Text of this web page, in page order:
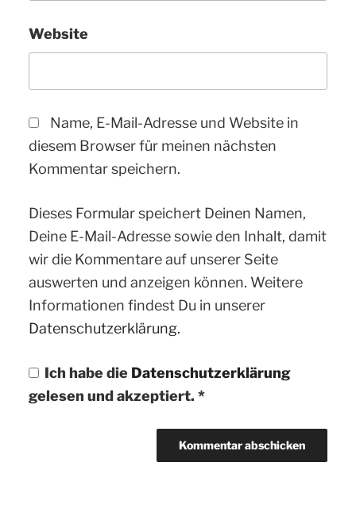
Website
Name, E-Mail-Adresse und Website in
diesem Browser für meinen nächsten
Kommentar speichern.
Dieses Formular speichert Deinen Namen,
Deine E-Mail-Adresse sowie den Inhalt, damit
wir die Kommentare auf unserer Seite
auswerten und anzeigen können. Weitere
Informationen findest Du in unserer
Datenschutzerklärung.
Ich habe die Datenschutzerklärung
gelesen und akzeptiert. *